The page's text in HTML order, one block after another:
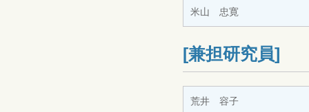
米山 忠寛
[兼担研究員]
荒井 容子